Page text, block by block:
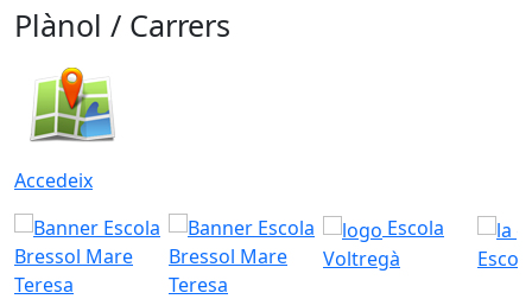
Plànol / Carrers
Accedeix
Escola
Voltregà